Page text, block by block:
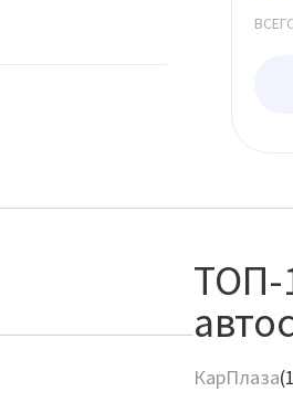
ТОП-
КарПлаза